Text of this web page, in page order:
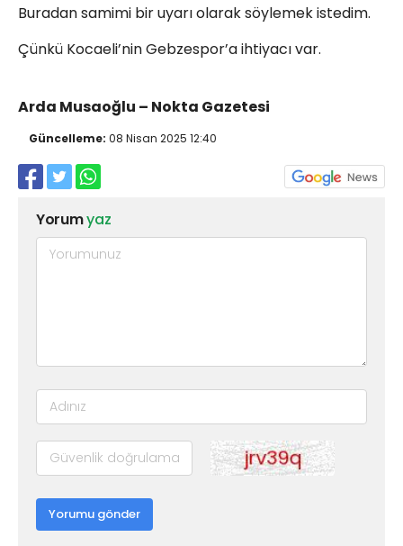
Buradan samimi bir uyarı olarak söylemek istedim.
Çünkü Kocaeli’nin Gebzespor’a ihtiyacı var.
Arda Musaoğlu – Nokta Gazetesi
Güncelleme: 08 Nisan 2025 12:40
Yorumyaz
Yorumu gönder